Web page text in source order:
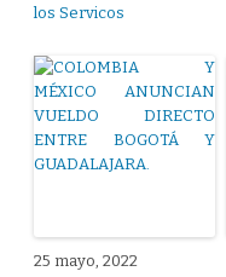
los Servicos
25 mayo, 2022